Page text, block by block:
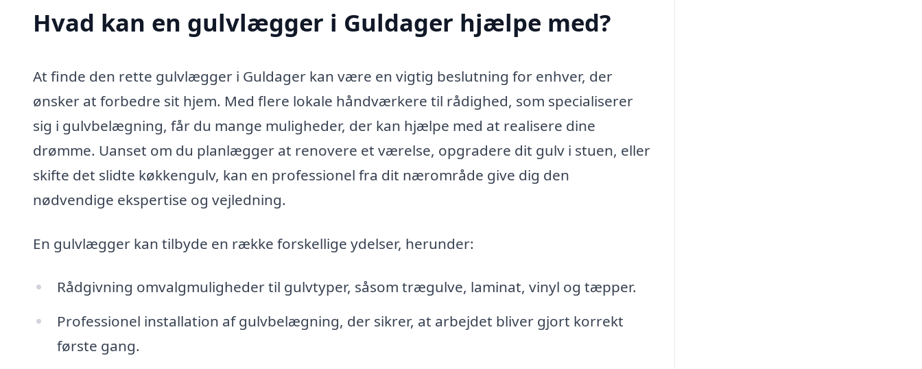
Hvad kan en gulvlægger i Guldager hjælpe med?
At finde den rette gulvlægger i Guldager kan være en vigtig beslutning for enhver, der
ønsker at forbedre sit hjem. Med flere lokale håndværkere til rådighed, som specialiserer
sig i gulvbelægning, får du mange muligheder, der kan hjælpe med at realisere dine
drømme. Uanset om du planlægger at renovere et værelse, opgradere dit gulv i stuen, eller
skifte det slidte køkkengulv, kan en professionel fra dit nærområde give dig den
nødvendige ekspertise og vejledning.
En gulvlægger kan tilbyde en række forskellige ydelser, herunder:
Rådgivning omvalgmuligheder til gulvtyper, såsom trægulve, laminat, vinyl og tæpper.
Professionel installation af gulvbelægning, der sikrer, at arbejdet bliver gjort korrekt
første gang.